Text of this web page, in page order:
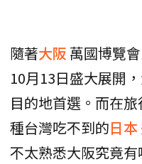
隨著大阪 萬國博覽
10月13日盛大展開
目的地首選。而在
種台灣吃不到的日本
不太熟悉大阪究竟